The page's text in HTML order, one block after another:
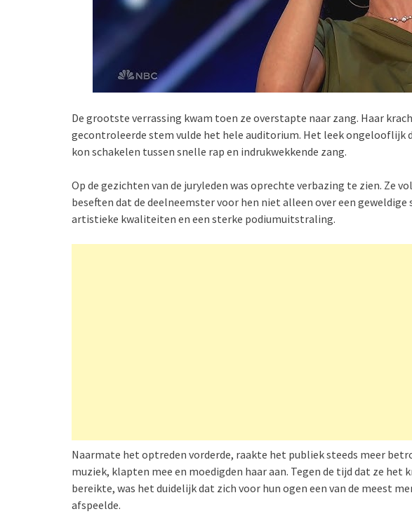
De grootste verrassing kwam toen ze overstapte naar zang. Haar
gecontroleerde stem vulde het hele auditorium. Het leek ongelooflijk
kon schakelen tussen snelle rap en indrukwekkende zang.
Op de gezichten van de juryleden was oprechte verbazing te zien. Ze
beseften dat de deelneemster voor hen niet alleen over een
artistieke kwaliteiten en een sterke podiumuitstraling.
Naarmate het optreden vorderde, raakte het publiek steeds meer
muziek, klapten mee en moedigden haar aan. Tegen de tijd dat ze het
bereikte, was het duidelijk dat zich voor hun ogen een van de meest
afspeelde.